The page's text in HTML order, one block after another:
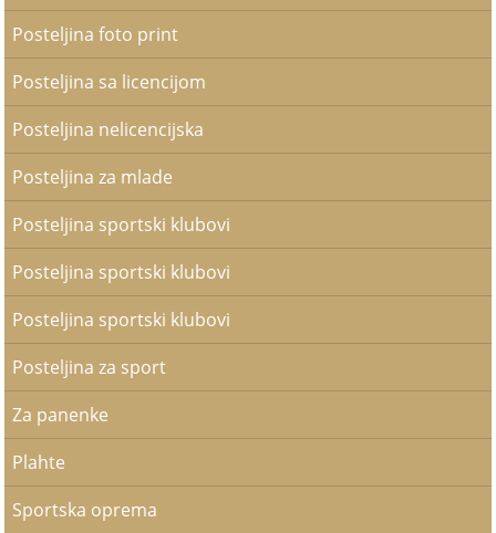
Posteljina foto print
Posteljina sa licencijom
Posteljina nelicencijska
Posteljina za mlade
Posteljina sportski klubovi
Posteljina sportski klubovi
Posteljina sportski klubovi
Posteljina za sport
Za panenke
Plahte
Sportska oprema